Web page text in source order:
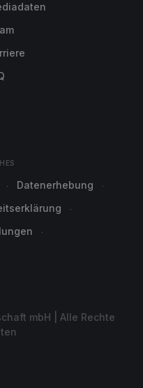
Datenerhebung
mbH | Alle Rechte